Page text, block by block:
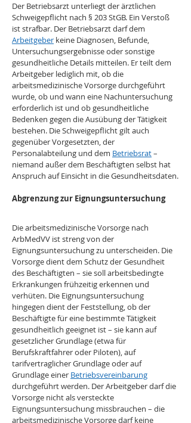
Der Betriebsarzt unterliegt der ärztlichen
Schweigepflicht nach § 203 StGB. Ein Verstoß
ist strafbar. Der Betriebsarzt darf dem
Arbeitgeber keine Diagnosen, Befunde,
Untersuchungsergebnisse oder sonstige
gesundheitliche Details mitteilen. Er teilt dem
Arbeitgeber lediglich mit, ob die
arbeitsmedizinische Vorsorge durchgeführt
wurde, ob und wann eine Nachuntersuchung
erforderlich ist und ob gesundheitliche
Bedenken gegen die Ausübung der Tätigkeit
bestehen. Die Schweigepflicht gilt auch
gegenüber Vorgesetzten, der
Personalabteilung und dem Betriebsrat –
niemand außer dem Beschäftigten selbst hat
Anspruch auf Einsicht in die Gesundheitsdaten.
Abgrenzung zur Eignungsuntersuchung
Die arbeitsmedizinische Vorsorge nach
ArbMedVV ist streng von der
Eignungsuntersuchung zu unterscheiden. Die
Vorsorge dient dem Schutz der Gesundheit
des Beschäftigten – sie soll arbeitsbedingte
Erkrankungen frühzeitig erkennen und
verhüten. Die Eignungsuntersuchung
hingegen dient der Feststellung, ob der
Beschäftigte für eine bestimmte Tätigkeit
gesundheitlich geeignet ist – sie kann auf
gesetzlicher Grundlage (etwa für
Berufskraftfahrer oder Piloten), auf
tarifvertraglicher Grundlage oder auf
Grundlage einer Betriebsvereinbarung
durchgeführt werden. Der Arbeitgeber darf die
Vorsorge nicht als versteckte
Eignungsuntersuchung missbrauchen – die
arbeitsmedizinische Vorsorge darf keine